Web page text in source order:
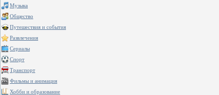
Музыка
Общество
Путешествия и события
Развлечения
Сериалы
Спорт
Транспорт
Фильмы и анимация
Хобби и образование